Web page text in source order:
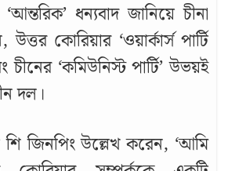
d
ধন্যবাদ জানিয়ে চীনা
কোরিয়ার ‘ওয়ার্কার্স পার্টি
‘কমিউনিস্ট পার্টি’ উভয়ই
দল।
শি জিনপিং উল্লেখ করেন, ‘আমি